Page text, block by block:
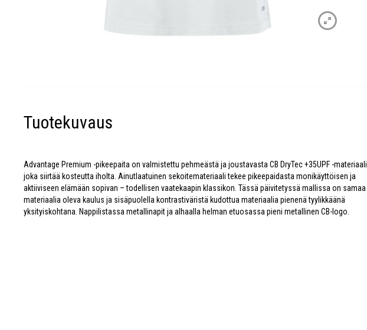
Tuotekuvaus
Advantage Premium -pikeepaita on valmistettu pehmeästä ja joustavasta CB DryTec +35UPF -
joka siirtää kosteutta iholta. Ainutlaatuinen sekoitemateriaali tekee pikeepaidasta monikäyttöisen ja
aktiiviseen elämään sopivan – todellisen vaatekaapin klassikon. Tässä päivitetyssä mallissa on samaa
materiaalia oleva kaulus ja sisäpuolella kontrastiväristä kudottua materiaalia pienenä tyylikkäänä
yksityiskohtana. Nappilistassa metallinapit ja alhaalla helman etuosassa pieni metallinen CB-logo.